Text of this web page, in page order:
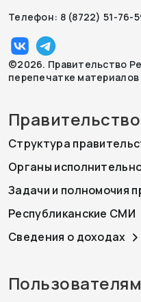
Телефон: 8 (8722) 51-76-
©2026. Правительство
перепечатке
Правительство
Структура
Органы
Задачи и полномочия
Республиканские СМИ
Сведения о доходах
Пользователям